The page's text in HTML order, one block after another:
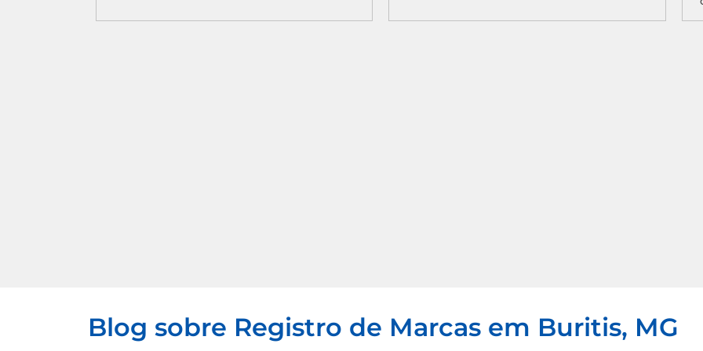
Blog sobre Registro de Marcas em Buritis, MG